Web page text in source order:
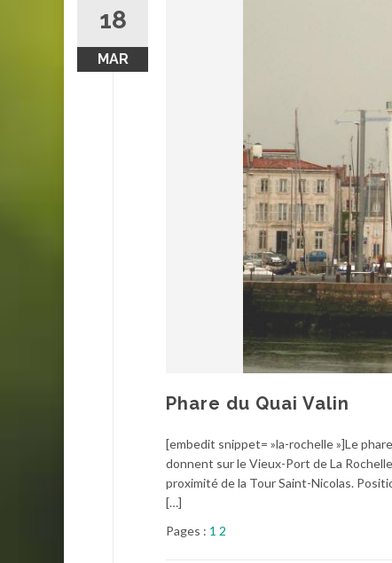
18
MAR
Phare du Quai Valin
[embedit snippet= »la-rochelle »]Le
donnent sur le Vieux-Port de La
proximité de la Tour Saint-Nicolas.
[…]
Pages : 1 2